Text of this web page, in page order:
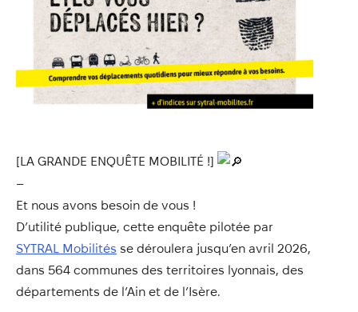
[LA GRANDE ENQUÊTE MOBILITÉ !]
–
Et nous avons besoin de vous !
D’utilité publique, cette enquête pilotée par
SYTRAL Mobilités se déroulera jusqu’en avril 2026,
dans 564 communes des territoires lyonnais, des
départements de l’Ain et de l’Isère.
Évènements
Démarches